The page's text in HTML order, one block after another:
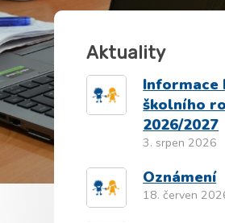
Aktuality
Informace
školního
2026/2027
3. srpen 2026
Oznámení
18. červen